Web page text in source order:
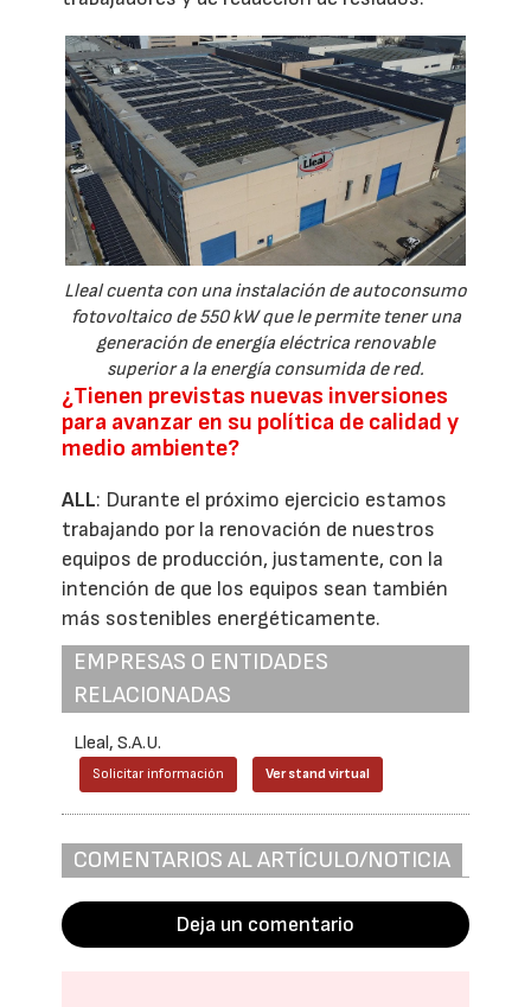
Lleal cuenta con una instalación de autoconsumo
fotovoltaico de 550 kW que le permite tener una
generación de energía eléctrica renovable
superior a la energía consumida de red.
¿Tienen previstas nuevas inversiones
para avanzar en su política de calidad y
medio ambiente?
ALL: Durante el próximo ejercicio estamos
trabajando por la renovación de nuestros
equipos de producción, justamente, con la
intención de que los equipos sean también
más sostenibles energéticamente.
EMPRESAS O ENTIDADES
RELACIONADAS
Lleal, S.A.U.
Solicitar información Ver stand virtual
COMENTARIOS AL ARTÍCULO/NOTICIA
Deja un comentario